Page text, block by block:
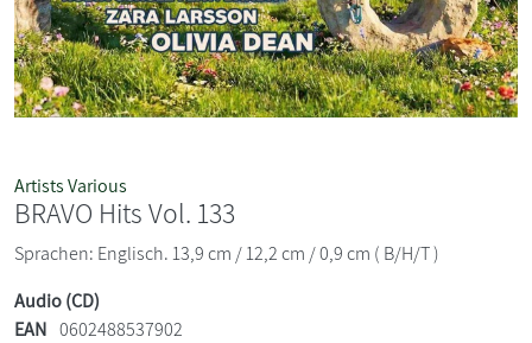
Artists Various
BRAVO Hits Vol. 133
Sprachen: Englisch. 13,9 cm / 12,2 cm / 0,9 cm ( B/H/T )
Audio (CD)
EAN 0602488537902